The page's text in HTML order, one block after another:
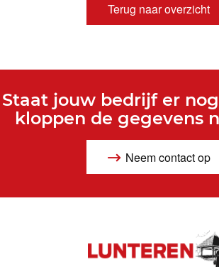
Terug naar overzicht
Staat jouw bedrijf er
kloppen de gegevens
Neem contact op